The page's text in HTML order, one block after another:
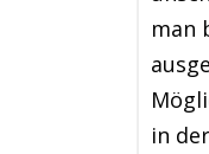
man
in